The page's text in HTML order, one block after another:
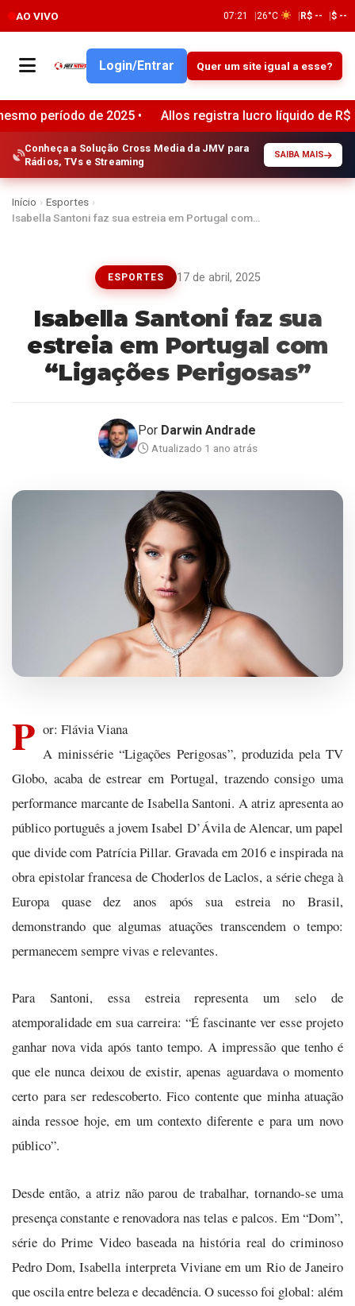
AO VIVO 07:21 26°C R$ -- $ --
Login/Entrar Quer um site igual a esse?
2025 • Allos registra lucro líquido de R$ 294 milhões
Conheça a Solução Cross Media da JMV para
Rádios, TVs e Streaming
SAIBA MAIS
Início › Esportes ›
Isabella Santoni faz sua estreia em Portugal com…
ESPORTES 17 de abril, 2025
Isabella Santoni faz sua
estreia em Portugal com
“Ligações Perigosas”
Por Darwin Andrade
Atualizado 1 ano atrás
P or: Flávia Viana
A minissérie “Ligações Perigosas”, produzida pela TV
Globo, acaba de estrear em Portugal, trazendo consigo uma
performance marcante de Isabella Santoni. A atriz apresenta ao
público português a jovem Isabel D’Ávila de Alencar, um papel
que divide com Patrícia Pillar. Gravada em 2016 e inspirada na
obra epistolar francesa de Choderlos de Laclos, a série chega à
Europa quase dez anos após sua estreia no Brasil,
demonstrando que algumas atuações transcendem o tempo:
permanecem sempre vivas e relevantes.
Para Santoni, essa estreia representa um selo de
atemporalidade em sua carreira: “É fascinante ver esse projeto
ganhar nova vida após tanto tempo. A impressão que tenho é
que ele nunca deixou de existir, apenas aguardava o momento
certo para ser redescoberto. Fico contente que minha atuação
ainda ressoe hoje, em um contexto diferente e para um novo
público”.
Desde então, a atriz não parou de trabalhar, tornando-se uma
presença constante e renovadora nas telas e palcos. Em “Dom”,
série do Prime Video baseada na história real do criminoso
Pedro Dom, Isabella interpreta Viviane em um Rio de Janeiro
que oscila entre beleza e decadência. O sucesso foi global: além